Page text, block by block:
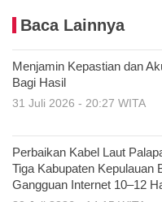
Baca Lainnya
Menjamin Kepastian dan
Bagi Hasil
31 Juli 2026 - 20:27 WITA
Perbaikan Kabel Laut
Tiga Kabupaten Kepulauan
Gangguan Internet 10–12